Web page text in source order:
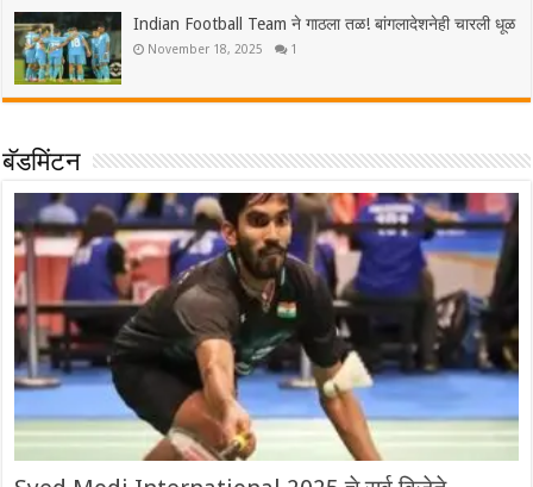
Indian Football Team ने गाठला तळ! बांगलादेशनेही चारली धूळ
November 18, 2025 1
बॅडमिंटन